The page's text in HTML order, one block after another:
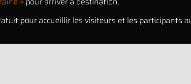
pour accueillir les visiteurs et les participants